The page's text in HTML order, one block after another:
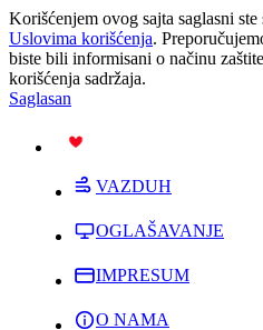
Korišćenjem ovog sajta saglasni ste
Uslovima korišćenja.
biste bili informisani o načinu
korišćenja sadržaja.
Saglasan
VAZDUH
OGLAŠAVANJE
IMPRESUM
O NAMA